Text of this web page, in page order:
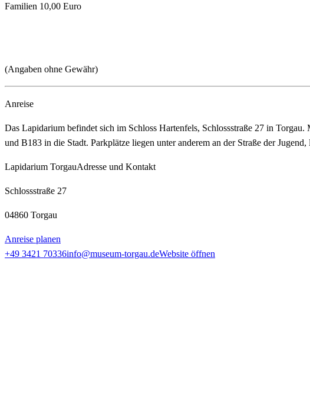
Familien 10,00 Euro
(Angaben ohne Gewähr)
Anreise
Das Lapidarium befindet sich im Schloss Hartenfels, Schlossstraße 27 in
und B183 in die Stadt. Parkplätze liegen unter anderem an der Straße der
Lapidarium TorgauAdresse und Kontakt
Schlossstraße 27
04860 Torgau
Anreise planen
+49 3421 70336info@museum-torgau.deWebsite öffnen